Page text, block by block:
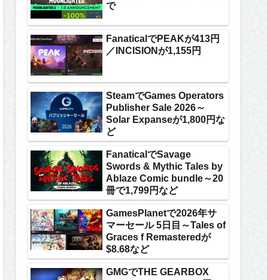
で
FanaticalでPEAKが413円
／INCISIONが1,155円
SteamでGames Operators
Publisher Sale 2026～
Solar Expanseが1,800円な
ど
FanaticalでSavage
Swords & Mythic Tales by
Ablaze Comic bundle～20
冊で1,799円など
GamesPlanetで2026年サ
マーセール 5日目～Tales of
Graces f Remasteredが
$8.68など
GMGでTHE GEARBOX